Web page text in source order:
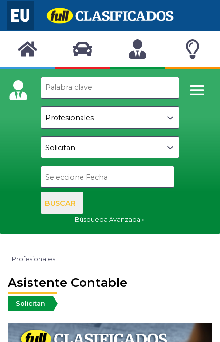
BUSCAR
Búsqueda Avanzada
Profesionales
Asistente Contable
Solicitan